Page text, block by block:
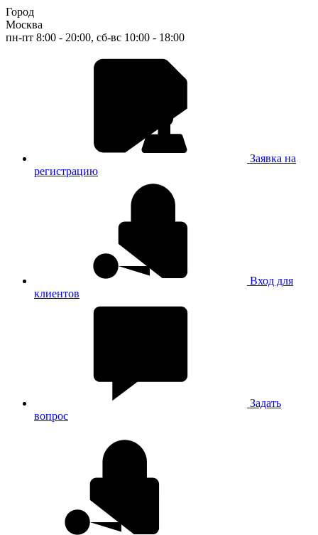
Город
Москва
пн-пт 8:00 - 20:00, сб-вс 10:00 - 18:00
Заявка на
регистрацию
Вход для
клиентов
Задать
вопрос